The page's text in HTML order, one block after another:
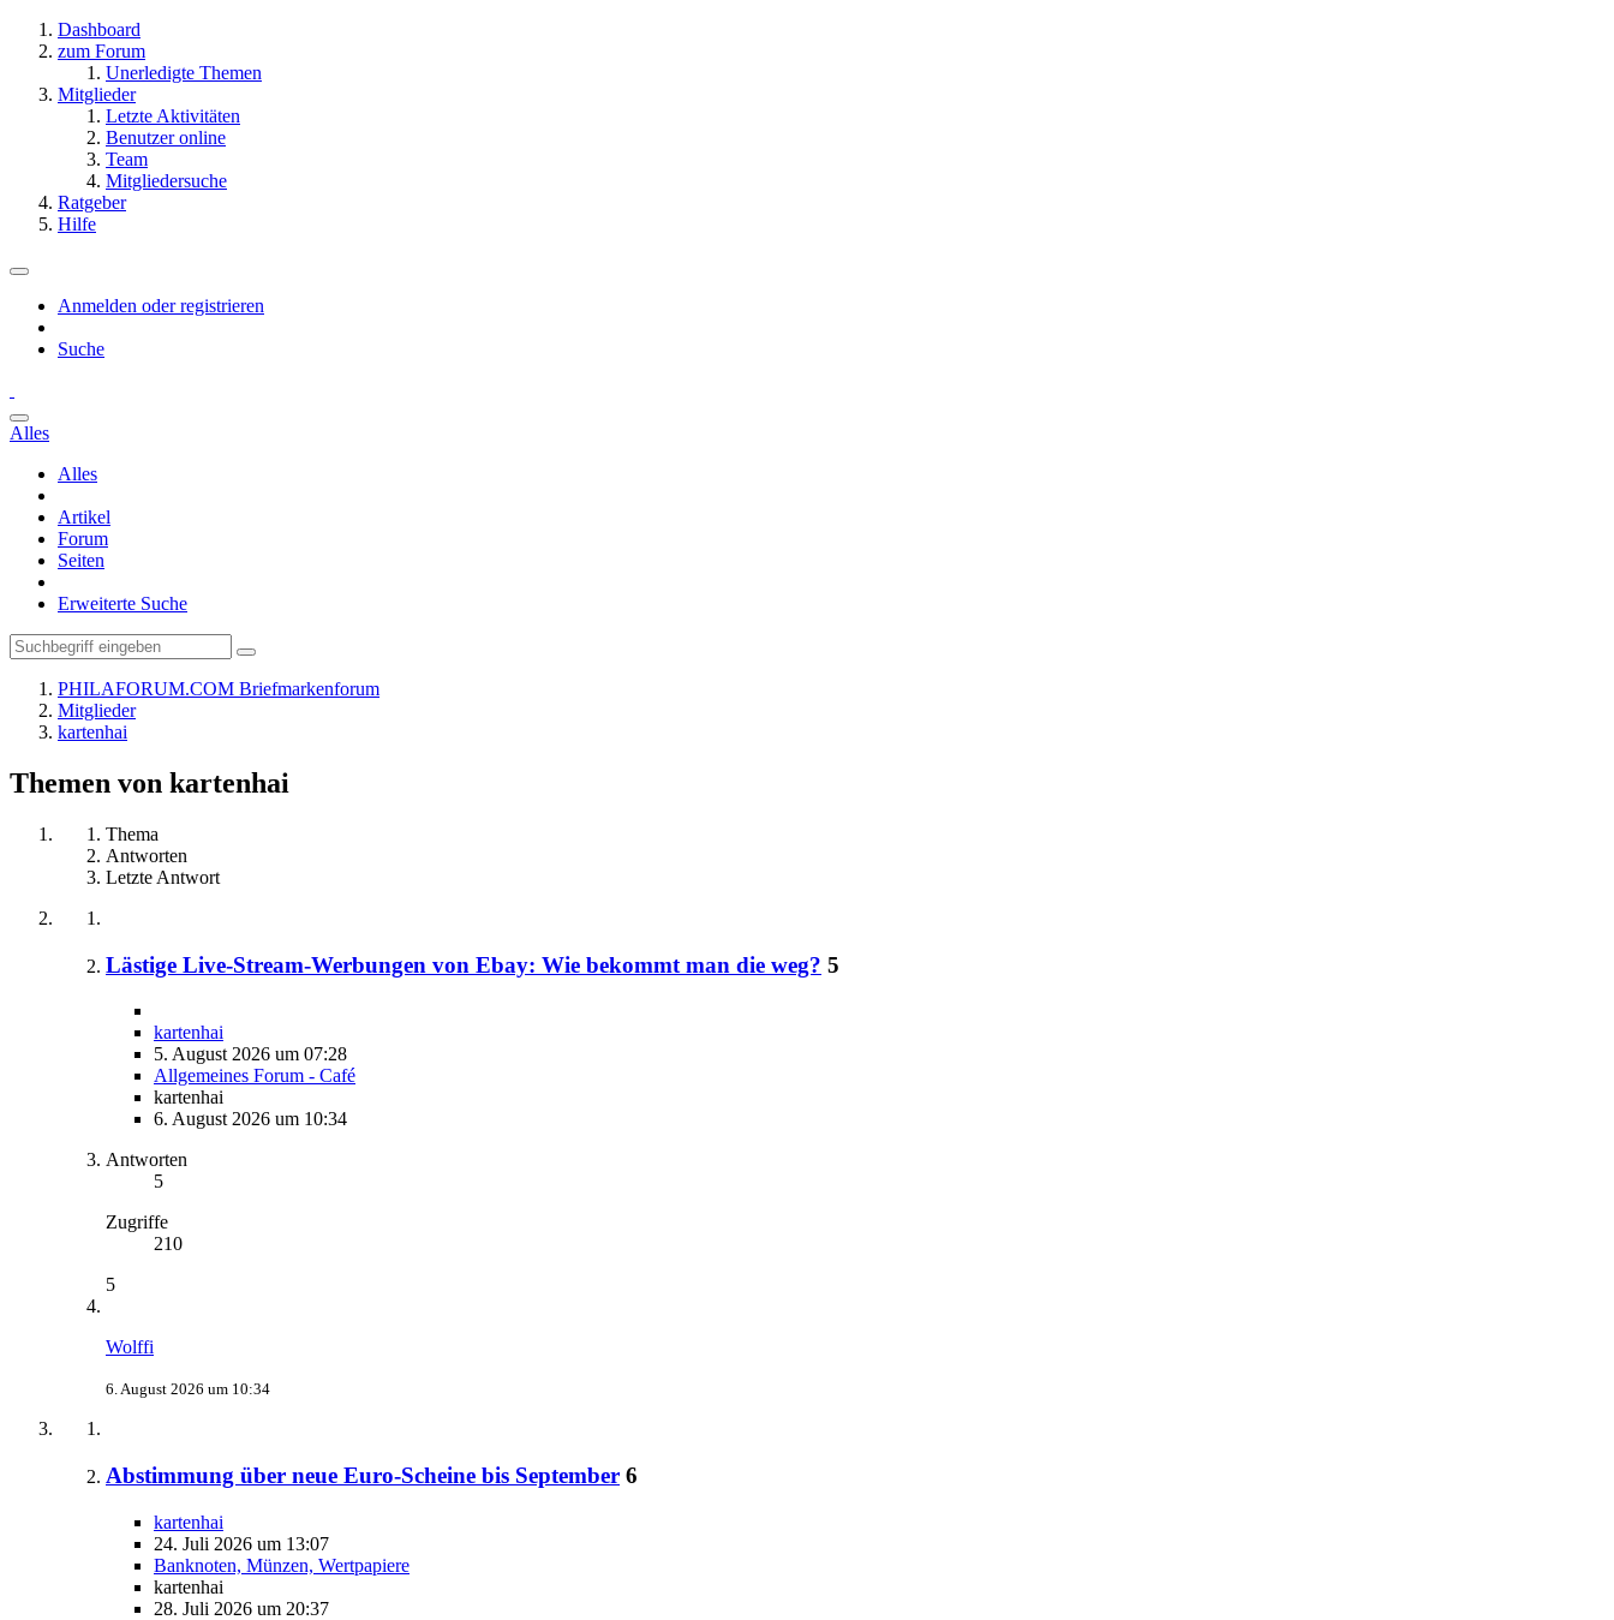
Dashboard
zum Forum
Unerledigte Themen
Mitglieder
Letzte Aktivitäten
Benutzer online
Team
Mitgliedersuche
Ratgeber
Hilfe
Anmelden oder registrieren
Suche
Alles
Alles
Artikel
Forum
Seiten
Erweiterte Suche
PHILAFORUM.COM Briefmarkenforum
Mitglieder
kartenhai
Themen von kartenhai
Thema
Antworten
Letzte Antwort
Lästige Live-Stream-Werbungen von Ebay: Wie bekommt man die weg? 5
kartenhai
5. August 2026 um 07:28
Allgemeines Forum - Café
kartenhai
6. August 2026 um 10:34
Antworten
5
Zugriffe
210
5
Wolffi
6. August 2026 um 10:34
Abstimmung über neue Euro-Scheine bis September 6
kartenhai
24. Juli 2026 um 13:07
Banknoten, Münzen, Wertpapiere
kartenhai
28. Juli 2026 um 20:37